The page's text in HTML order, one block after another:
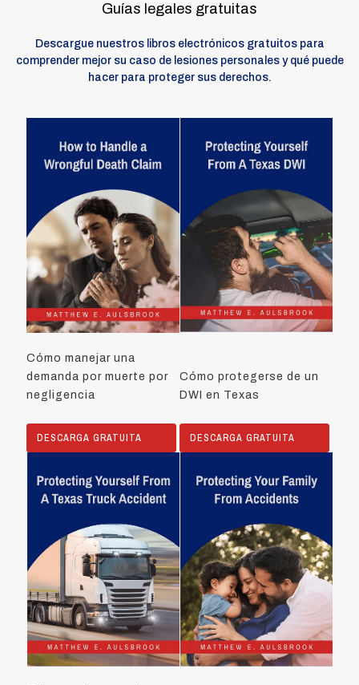
Guías legales gratuitas
Descargue nuestros libros electrónicos gratuitos para
comprender mejor su caso de lesiones personales y qué puede
hacer para proteger sus derechos.
Cómo manejar una
demanda por muerte por
negligencia
DESCARGA GRATUITA
Cómo protegerse de un
DWI en Texas
DESCARGA GRATUITA